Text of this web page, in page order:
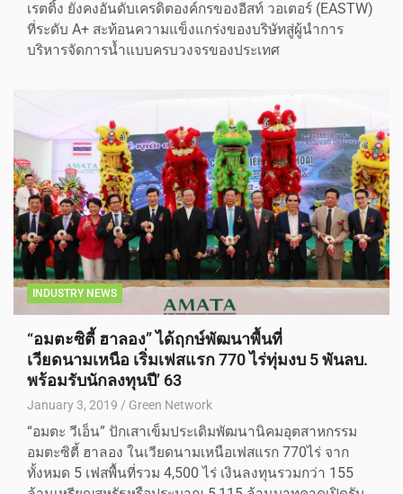
เรตติ้ง ยังคงอันดับเครดิตองค์กรของอีสท์ วอเตอร์ (EASTW)
ที่ระดับ A+ สะท้อนความแข็งแกร่งของบริษัทสู่ผู้นำการ
บริหารจัดการน้ำแบบครบวงจรของประเทศ
INDUSTRY NEWS
“อมตะซิตี้ ฮาลอง” ได้ฤกษ์พัฒนาพื้นที่
เวียดนามเหนือ เริ่มเฟสแรก 770 ไร่ทุ่มงบ 5 พันลบ.
พร้อมรับนักลงทุนปี’ 63
January 3, 2019 Green Network
“อมตะ วีเอ็น” ปักเสาเข็มประเดิมพัฒนานิคมอุตสาหกรรม
อมตะซิตี้ ฮาลอง ในเวียดนามเหนือเฟสแรก 770ไร่ จาก
ทั้งหมด 5 เฟสพื้นที่รวม 4,500 ไร่ เงินลงทุนรวมกว่า 155